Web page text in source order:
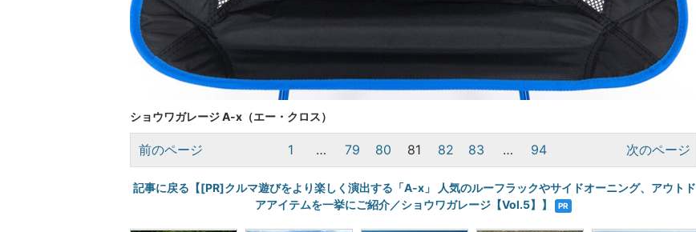
ショウワガレージ A-x（エー・クロス）
前のページ 1 … 79 80 81 82 83 … 94 次のページ
記事に戻る【[PR]クルマ遊びをより楽しく演出する「A-x」 人気のルーフラックやサイドオーニング、アウトド
アアイテムを一挙にご紹介／ショウワガレージ【Vol.5】】
PR